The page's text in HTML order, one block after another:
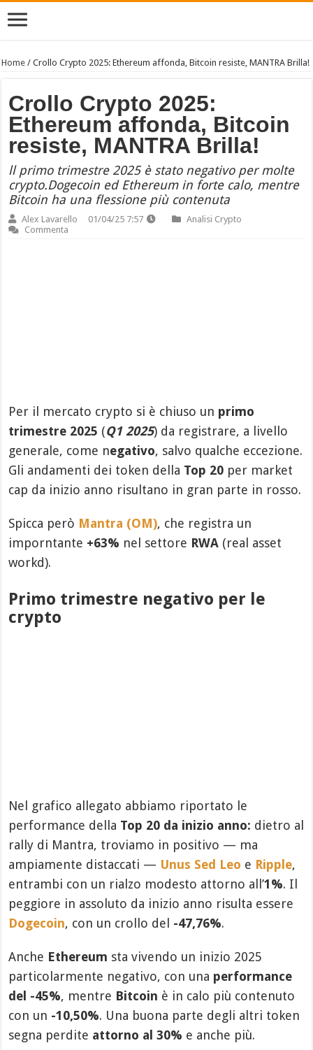
Home /Crollo Crypto 2025: Ethereum affonda, Bitcoin resiste, MANTRA Brilla!
Crollo Crypto 2025:
Ethereum affonda, Bitcoin
resiste, MANTRA Brilla!
ll primo trimestre 2025 è stato negativo per molte
crypto.Dogecoin ed Ethereum in forte calo, mentre
Bitcoin ha una flessione più contenuta
Alex Lavarello 01/04/25 7:57
Analisi Crypto
Commenta
Per il mercato crypto si è chiuso un primo
trimestre 2025 (Q1 2025) da registrare, a livello
generale, come negativo, salvo qualche eccezione.
Gli andamenti dei token della Top 20 per market
cap da inizio anno risultano in gran parte in rosso.
Spicca però Mantra (OM), che registra un
imporntante +63% nel settore RWA (real asset
workd).
Primo trimestre negativo per le
crypto
Nel grafico allegato abbiamo riportato le
performance della Top 20 da inizio anno: dietro al
rally di Mantra, troviamo in positivo — ma
ampiamente distaccati — Unus Sed Leo e Ripple,
entrambi con un rialzo modesto attorno all’1%. Il
peggiore in assoluto da inizio anno risulta essere
Dogecoin, con un crollo del -47,76%.
Anche Ethereum sta vivendo un inizio 2025
particolarmente negativo, con una performance
del -45%, mentre Bitcoin è in calo più contenuto
con un -10,50%. Una buona parte degli altri token
segna perdite attorno al 30% e anche più.